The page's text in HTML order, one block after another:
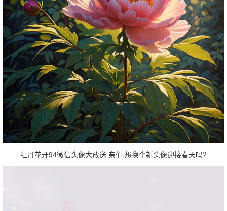
牡丹花开94微信头像大放送 亲们,想换个新头像迎接春天吗?